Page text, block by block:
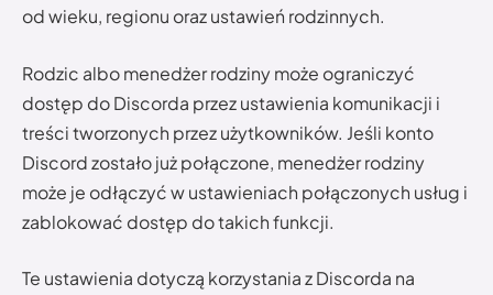
od wieku, regionu oraz ustawień rodzinnych.
Rodzic albo menedżer rodziny może ograniczyć
dostęp do Discorda przez ustawienia komunikacji i
treści tworzonych przez użytkowników. Jeśli konto
Discord zostało już połączone, menedżer rodziny
może je odłączyć w ustawieniach połączonych usług i
zablokować dostęp do takich funkcji.
Te ustawienia dotyczą korzystania z Discorda na